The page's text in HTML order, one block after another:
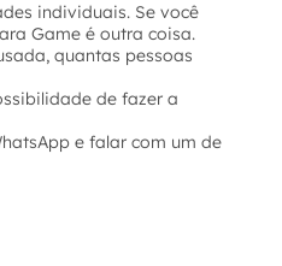
individuais. Se você
Game é outra coisa.
quantas pessoas
de fazer a
e falar com um de